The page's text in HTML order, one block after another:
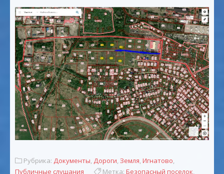
Рубрика: Документы, Дороги,Земля,Игнатово,
Публичные слушания
Метка: Безопасный поселок,